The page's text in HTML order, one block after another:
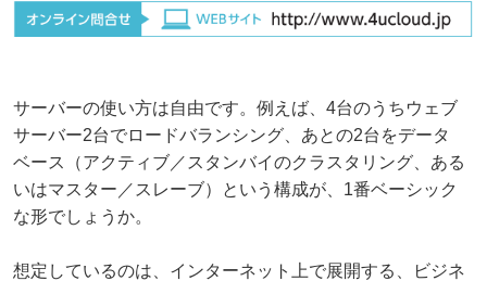
サーバーの使い方は自由です。例えば、4台のうちウェブ
サーバー2台でロードバランシング、あとの2台をデータ
ベース（アクティブ／スタンバイのクラスタリング、ある
いはマスター／スレーブ）という構成が、1番ベーシック
な形でしょうか。
想定しているのは、インターネット上で展開する、ビジネ